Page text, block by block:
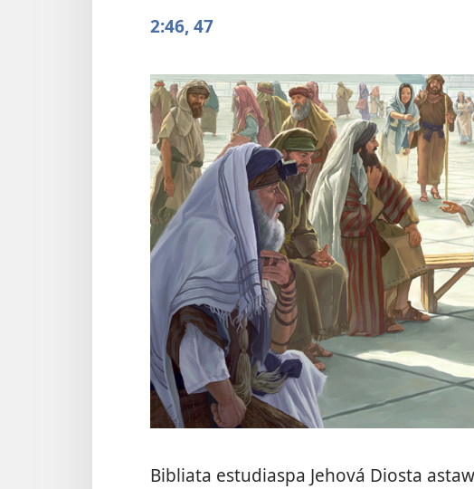
2:46, 47
Bibliata estudiaspa Jehová Diosta